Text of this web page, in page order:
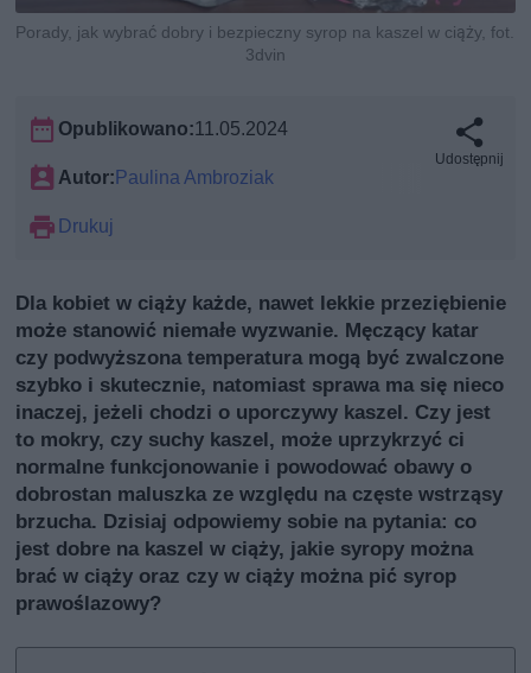
Porady, jak wybrać dobry i bezpieczny syrop na kaszel w ciąży, fot.
3dvin
Opublikowano:11.05.2024
Autor: Paulina Ambroziak
Drukuj
Udostępnij
Dla kobiet w ciąży każde, nawet lekkie przeziębienie
może stanowić niemałe wyzwanie. Męczący katar
czy podwyższona temperatura mogą być zwalczone
szybko i skutecznie, natomiast sprawa ma się nieco
inaczej, jeżeli chodzi o uporczywy kaszel. Czy jest
to mokry, czy suchy kaszel, może uprzykrzyć ci
normalne funkcjonowanie i powodować obawy o
dobrostan maluszka ze względu na częste wstrząsy
brzucha. Dzisiaj odpowiemy sobie na pytania: co
jest dobre na kaszel w ciąży, jakie syropy można
brać w ciąży oraz czy w ciąży można pić syrop
prawoślazowy?